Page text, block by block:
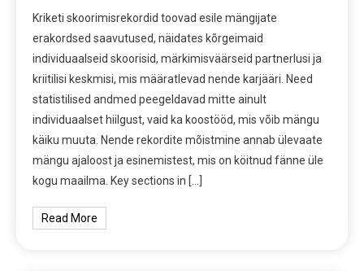
Kriketi skoorimisrekordid toovad esile mängijate
erakordsed saavutused, näidates kõrgeimaid
individuaalseid skoorisid, märkimisväärseid partnerlusi ja
kriitilisi keskmisi, mis määratlevad nende karjääri. Need
statistilised andmed peegeldavad mitte ainult
individuaalset hiilgust, vaid ka koostööd, mis võib mängu
käiku muuta. Nende rekordite mõistmine annab ülevaate
mängu ajaloost ja esinemistest, mis on köitnud fänne üle
kogu maailma. Key sections in […]
Read More